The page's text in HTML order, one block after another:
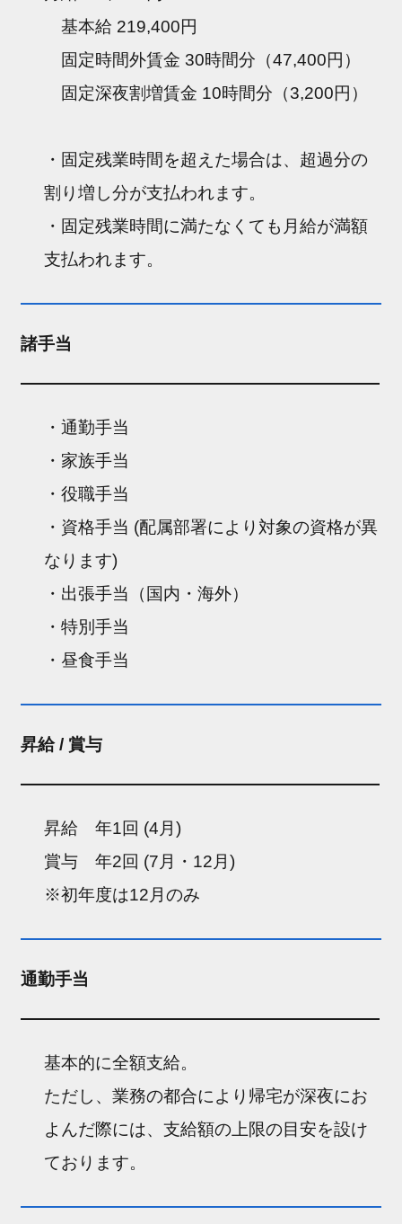
基本給 219,400円
固定時間外賃金 30時間分（47,400円）
固定深夜割増賃金 10時間分（3,200円）
・固定残業時間を超えた場合は、超過分の
割り増し分が支払われます。
・固定残業時間に満たなくても月給が満額
支払われます。
諸手当
・通勤手当
・家族手当
・役職手当
・資格手当 (配属部署により対象の資格が異
なります)
・出張手当（国内・海外）
・特別手当
・昼食手当
昇給 / 賞与
昇給 年1回 (4月)
賞与 年2回 (7月・12月)
※初年度は12月のみ
通勤手当
基本的に全額支給。
ただし、業務の都合により帰宅が深夜にお
よんだ際には、支給額の上限の目安を設け
ております。